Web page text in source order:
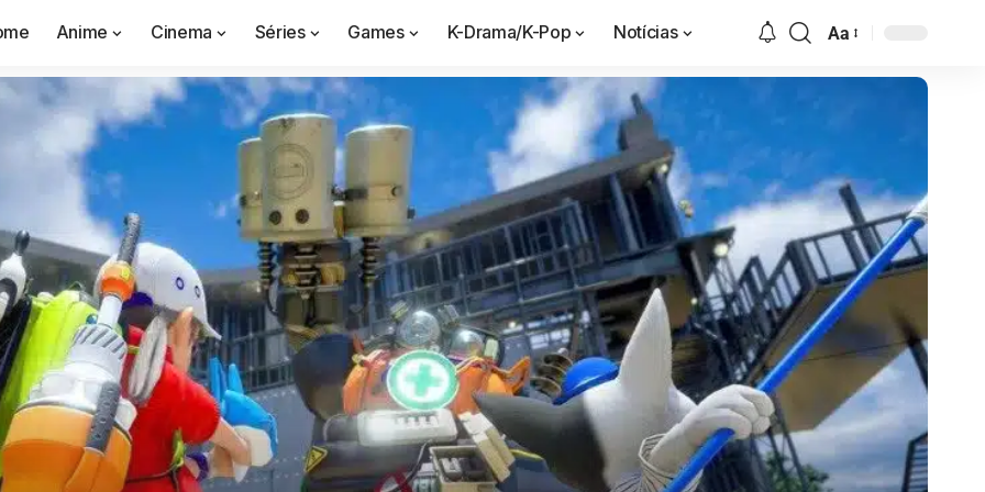
Anime Cinema Séries Games K-Drama/K-Pop Notícias Aa